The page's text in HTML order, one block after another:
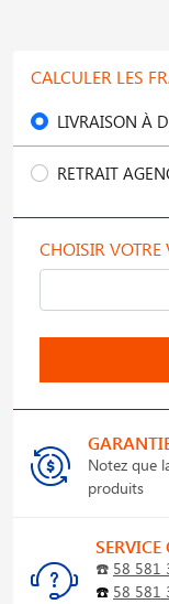
CALCULER LES
LIVRAISON À
RETRAIT
CHOISIR VOTRE
Notez que
produits
☎️ 58 581
☎️ 58 581